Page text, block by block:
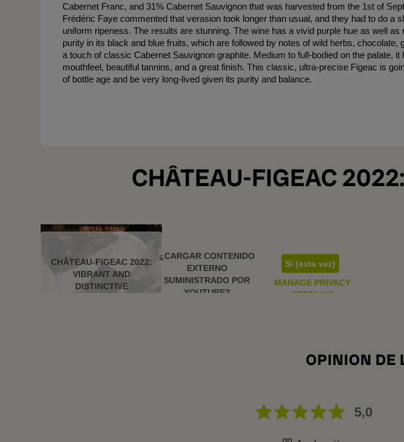
Cabernet Franc, and 31% Cabernet Sauvignon that was harvested from the 1st of
Frédéric Faye commented that verasion took longer than usual, and they had to do a
uniform ripeness. The results are stunning. The wine has a vivid purple hue as well
purity in its black and blue fruits, which are followed by notes of wild herbs, chocolate,
a touch of classic Cabernet Sauvignon graphite. Medium to full-bodied on the palate, it
mouthfeel, beautiful tannins, and a great finish. This classic, ultra-precise Figeac is
of bottle age and be very long-lived given its purity and balance.
CHÂTEAU-FIGEAC
CHÂTEAU-FIGEAC 2022:
VIBRANT AND
DISTINCTIVE
¿CARGAR CONTENIDO
EXTERNO
SUMINISTRADO POR
YOUTUBE?
Sí (esta vez)
MANAGE PRIVACY
SETTINGS
OPINION DE
5,0